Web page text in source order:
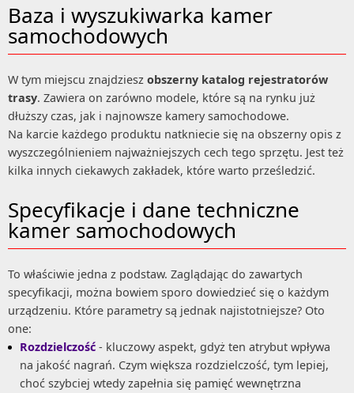
Baza i wyszukiwarka kamer
samochodowych
W tym miejscu znajdziesz obszerny katalog rejestratorów
trasy. Zawiera on zarówno modele, które są na rynku już
dłuższy czas, jak i najnowsze kamery samochodowe.
Na karcie każdego produktu natkniecie się na obszerny opis z
wyszczególnieniem najważniejszych cech tego sprzętu. Jest też
kilka innych ciekawych zakładek, które warto prześledzić.
Specyfikacje i dane techniczne
kamer samochodowych
To właściwie jedna z podstaw. Zaglądając do zawartych
specyfikacji, można bowiem sporo dowiedzieć się o każdym
urządzeniu. Które parametry są jednak najistotniejsze? Oto
one:
Rozdzielczość - kluczowy aspekt, gdyż ten atrybut wpływa
na jakość nagrań. Czym większa rozdzielczość, tym lepiej,
choć szybciej wtedy zapełnia się pamięć wewnętrzna